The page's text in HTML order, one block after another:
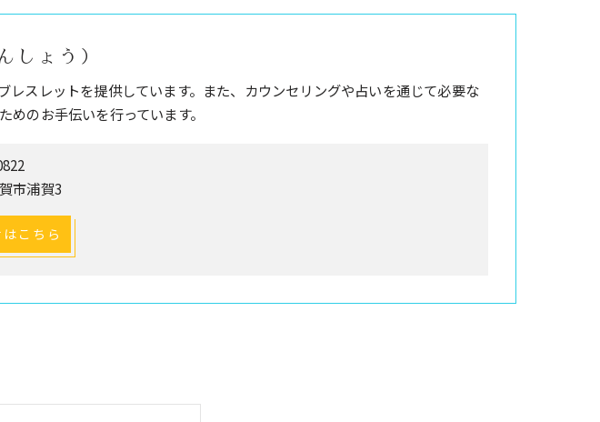
ょう）
スレットを提供しています。また、カウンセリングや占いを通じて必要な
のお手伝いを行っています。
市浦賀3
こちら